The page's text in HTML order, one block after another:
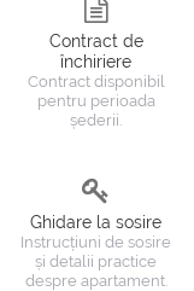
Contract de
închiriere
Contract disponibil
pentru perioada
șederii.
Ghidare la sosire
Instrucțiuni de sosire
și detalii practice
despre apartament.